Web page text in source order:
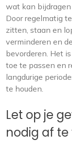
wat kan
Door regelmatig
zitten, staan en
verminderen en
bevorderen. Het
toe te passen en
langdurige
te houden.
Let op je
nodig af te